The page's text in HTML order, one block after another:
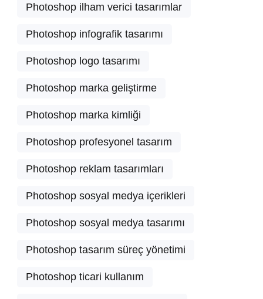
Photoshop ilham verici tasarımlar
Photoshop infografik tasarımı
Photoshop logo tasarımı
Photoshop marka geliştirme
Photoshop marka kimliği
Photoshop profesyonel tasarım
Photoshop reklam tasarımları
Photoshop sosyal medya içerikleri
Photoshop sosyal medya tasarımı
Photoshop tasarım süreç yönetimi
Photoshop ticari kullanım